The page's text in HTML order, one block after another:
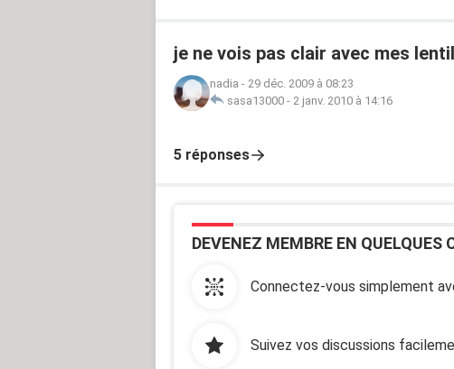
je ne vois pas clair avec mes
nadia - 29 déc. 2009 à 08:23
sasa13000 - 2 janv. 2010 à 14:16
5 réponses
DEVENEZ MEMBRE EN QUELQUES
Connectez-vous simplement
Suivez vos discussions